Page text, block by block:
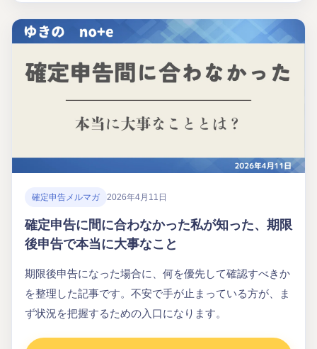
確定申告メルマガ 2026年4月11日
確定申告に間に合わなかった私が知った、期限
後申告で本当に大事なこと
期限後申告になった場合に、何を優先して確認すべきか
を整理した記事です。不安で手が止まっている方が、ま
ず状況を把握するための入口になります。